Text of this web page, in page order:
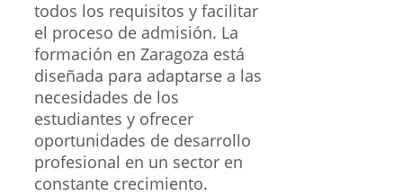
todos los requisitos y facilitar
el proceso de admisión. La
formación en Zaragoza está
diseñada para adaptarse a las
necesidades de los
estudiantes y ofrecer
oportunidades de desarrollo
profesional en un sector en
constante crecimiento.